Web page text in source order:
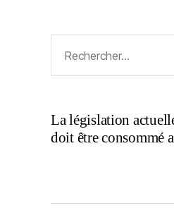
La législation
doit être consommé